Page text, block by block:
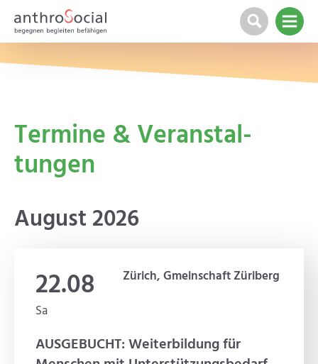
Termi­ne & Ver­an­stal­
tung­en
August 2026
22.08
Sa
Zürich, Gmeinschaft Züriberg
AUSGEBUCHT: Weiterbildung für